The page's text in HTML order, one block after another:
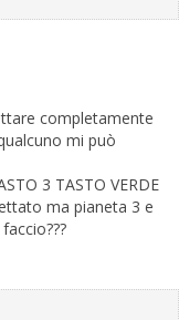
completamente
mi può
3 TASTO VERDE
ma pianeta 3 e